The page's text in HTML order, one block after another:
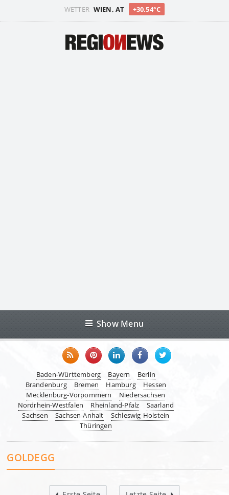
WETTER WIEN, AT +30.54°C
Show Menu
Baden-Württemberg Bayern
Berlin
Brandenburg
Bremen Hamburg
Hessen
Mecklenburg-Vorpommern
Niedersachsen
Nordrhein-Westfalen
Rheinland-Pfalz
Saarland
Sachsen
Sachsen-Anhalt
Schleswig-Holstein
Thüringen
GOLDEGG